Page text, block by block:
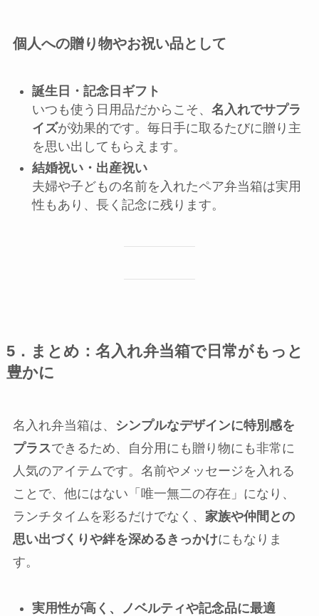
個人への贈り物やお祝い品として
誕生日・記念日ギフト
いつも使う日用品だからこそ、 名入れでサプラ
イズが効果的です。毎日手に取るたびに贈り主
を思い出してもらえます。
結婚祝い・出産祝い
夫婦や子どもの名前を入れたペア弁当箱は実用
性もあり、長く記念に残ります。
5．まとめ：名入れ弁当箱で日常がもっと
豊かに
名入れ弁当箱は、
シンプルなデザインに特別感を
プラスできるため、自分用にも贈り物にも非常に
人気のアイテムです。名前やメッセージを入れる
ことで、他にはない「唯一無二の存在」になり、
ランチタイムを彩るだけでなく、 家族や仲間との
思い出づくりや絆を深めるきっかけにもなりま
す。
実用性が高く、ノベルティや記念品に最適